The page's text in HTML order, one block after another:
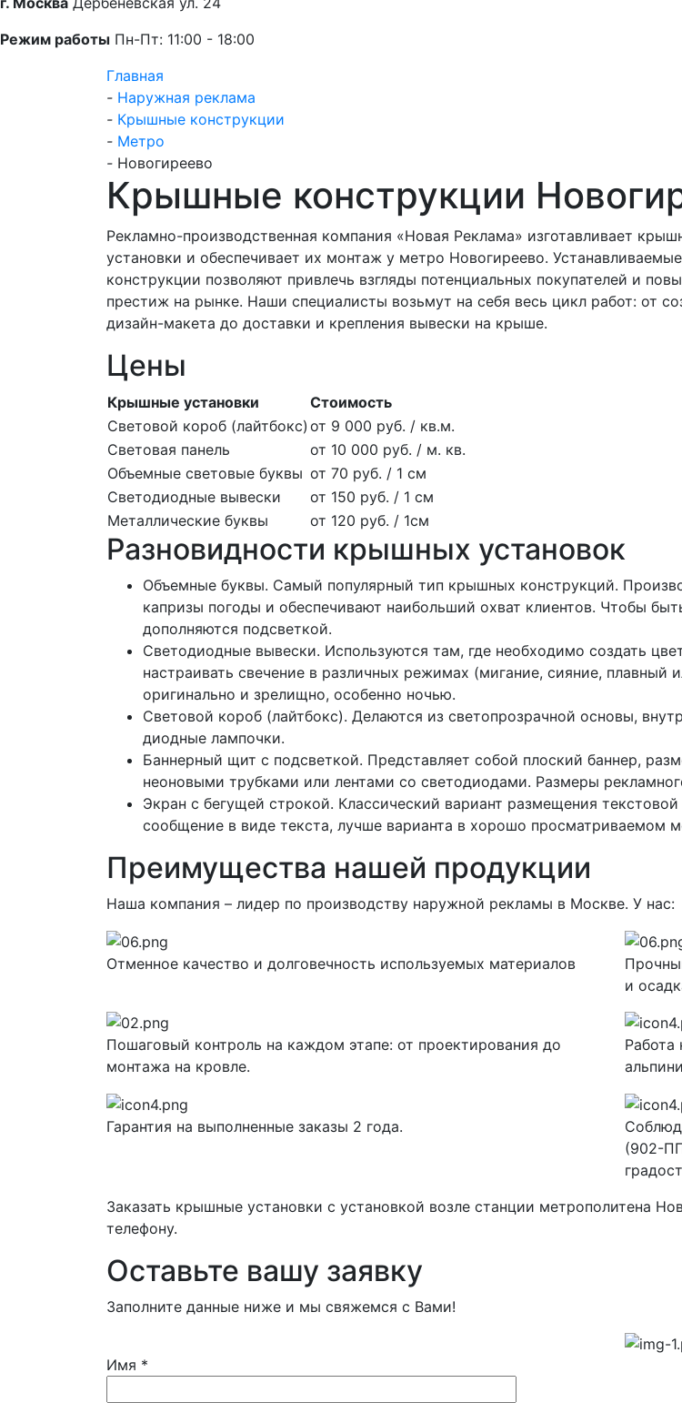
Режим работы Пн-Пт: 11:00 - 18:00
Главная
- Наружная реклама
- Крышные конструкции
- Метро
- Новогиреево
Крышные конструкции
Рекламно-производственная компания «Новая Реклама» изготавливает
установки и обеспечивает их монтаж у метро Новогиреево.
конструкции позволяют привлечь взгляды потенциальных покупателей и
престиж на рынке. Наши специалисты возьмут на себя весь цикл работ: от
дизайн-макета до доставки и крепления вывески на крыше.
Цены
Крышные установки
Стоимость
Световой короб (лайтбокс) от 9 000 руб. / кв.м.
Световая панель
от 10 000 руб. / м. кв.
Объемные световые буквы от 70 руб. / 1 см
Светодиодные вывески
от 150 руб. / 1 см
Металлические буквы
от 120 руб. / 1см
Разновидности крышных установок
Объемные буквы. Самый популярный тип крышных конструкций.
капризы погоды и обеспечивают наибольший охват клиентов. Чтобы
дополняются подсветкой.
Светодиодные вывески. Используются там, где необходимо создать
настраивать свечение в различных режимах (мигание, сияние, плавный
оригинально и зрелищно, особенно ночью.
Световой короб (лайтбокс). Делаются из светопрозрачной основы,
диодные лампочки.
Баннерный щит с подсветкой. Представляет собой плоский баннер,
неоновыми трубками или лентами со светодиодами. Размеры
Экран с бегущей строкой. Классический вариант размещения
сообщение в виде текста, лучше варианта в хорошо просматриваемом
Преимущества нашей продукции
Наша компания – лидер по производству наружной рекламы в Москве. У нас:
Отменное качество и долговечность используемых материалов
и
Пошаговый контроль на каждом этапе: от проектирования до
монтажа на кровле.
Работа
Гарантия на выполненные заказы 2 года.
(902-
Заказать крышные установки с установкой возле станции метрополитена
телефону.
Оставьте вашу заявку
Заполните данные ниже и мы свяжемся с Вами!
Имя *